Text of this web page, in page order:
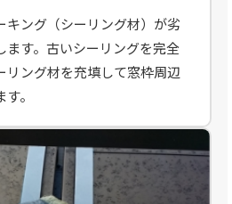
キング（シーリング材）が劣
ます。古いシーリングを完全
リング材を充填して窓枠周辺
。